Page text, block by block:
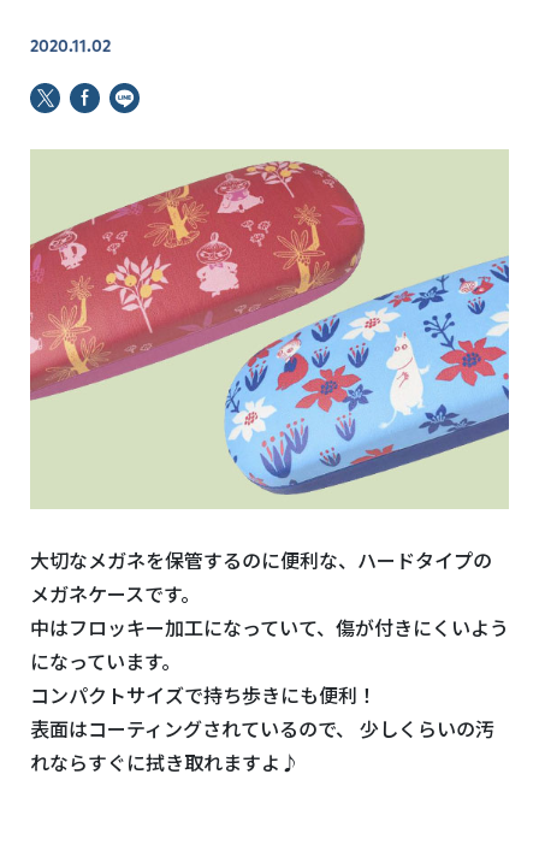
2020.11.02
大切なメガネを保管するのに便利な、ハードタイプの
メガネケースです。
中はフロッキー加工になっていて、傷が付きにくいよう
になっています。
コンパクトサイズで持ち歩きにも便利！
表面はコーティングされているので、 少しくらいの汚
れならすぐに拭き取れますよ♪